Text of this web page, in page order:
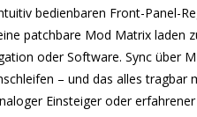
bedienbaren Front-Panel-
patchbare Mod Matrix laden
oder Software. Sync über
– und das alles tragbar
Einsteiger oder